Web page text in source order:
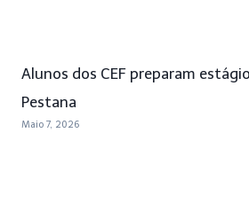
Alunos dos CEF preparam
Pestana
Maio 7, 2026